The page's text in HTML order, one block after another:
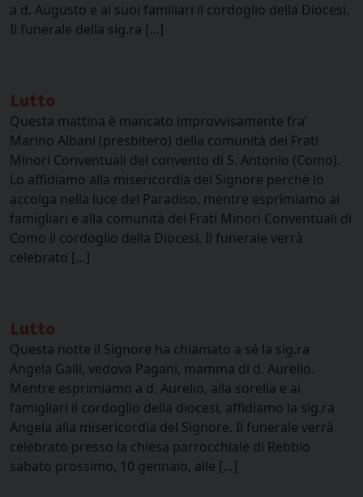
a d. Augusto e ai suoi familiari il cordoglio della Diocesi.
Il funerale della sig.ra […]
Lutto
Questa mattina è mancato improvvisamente fra’
Marino Albani (presbitero) della comunità dei Frati
Minori Conventuali del convento di S. Antonio (Como).
Lo affidiamo alla misericordia del Signore perché lo
accolga nella luce del Paradiso, mentre esprimiamo ai
famigliari e alla comunità dei Frati Minori Conventuali di
Como il cordoglio della Diocesi. Il funerale verrà
celebrato […]
Lutto
Questa notte il Signore ha chiamato a sé la sig.ra
Angela Galli, vedova Pagani, mamma di d. Aurelio.
Mentre esprimiamo a d. Aurelio, alla sorella e ai
famigliari il cordoglio della diocesi, affidiamo la sig.ra
Angela alla misericordia del Signore. Il funerale verrà
celebrato presso la chiesa parrocchiale di Rebbio
sabato prossimo, 10 gennaio, alle […]